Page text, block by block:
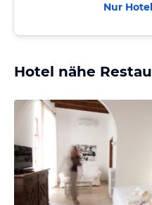
Nur
Hotel nähe